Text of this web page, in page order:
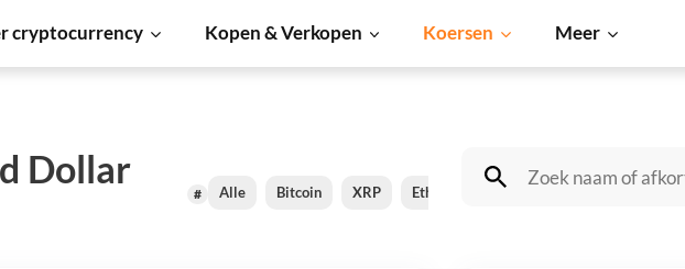
cryptocurrency Kopen & Verkopen Koersen Meer
Dollar
# Alle Bitcoin XRP Ethereum Cardano